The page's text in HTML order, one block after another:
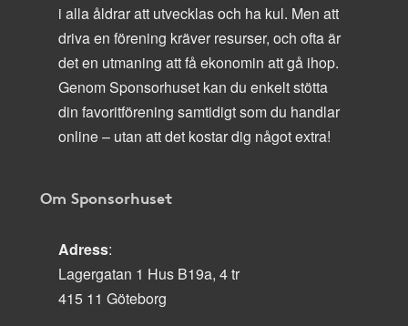
i alla åldrar att utvecklas och ha kul. Men att
driva en förening kräver resurser, och ofta är
det en utmaning att få ekonomin att gå ihop.
Genom Sponsorhuset kan du enkelt stötta
din favoritförening samtidigt som du handlar
online – utan att det kostar dig något extra!
Om Sponsorhuset
Adress:
Lagergatan 1 Hus B19a, 4 tr
415 11 Göteborg